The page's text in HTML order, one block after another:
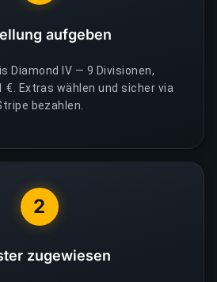
aufgeben
Diamond IV — 9 Divisionen,
€. Extras wählen und sicher via
bezahlen.
2
zugewiesen